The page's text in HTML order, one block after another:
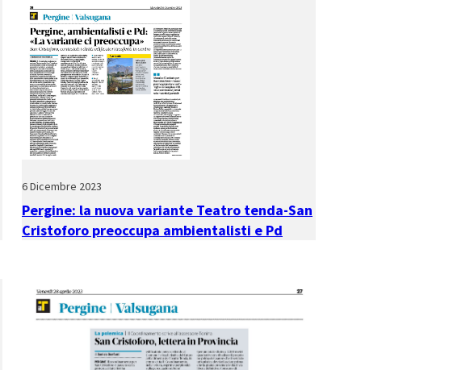
6 Dicembre 2023
Pergine: la nuova variante Teatro tenda-San
Cristoforo preoccupa ambientalisti e Pd